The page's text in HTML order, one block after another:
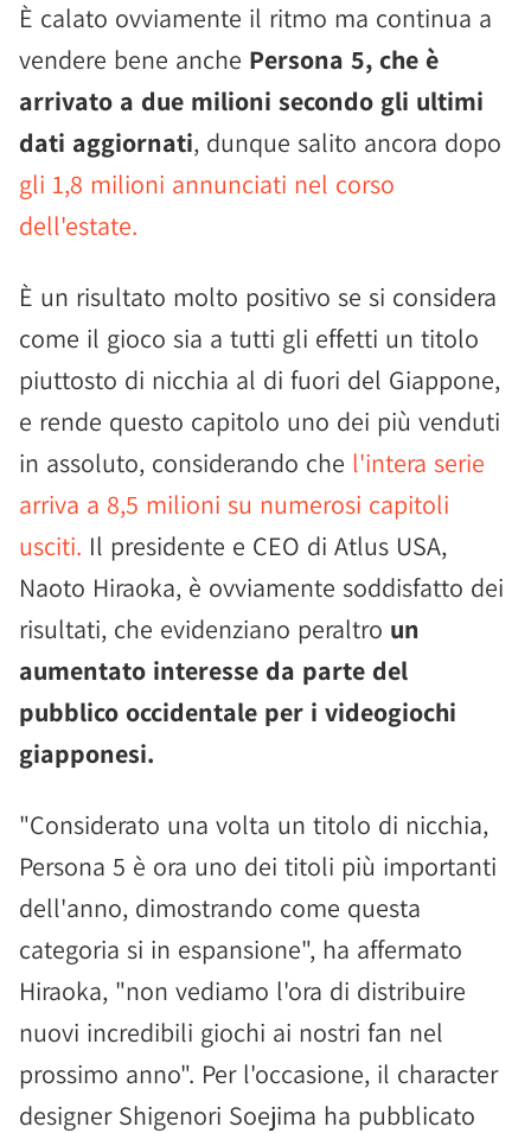
È calato ovviamente il ritmo ma continua a
vendere bene anche Persona 5, che è
arrivato a due milioni secondo gli ultimi
dati aggiornati, dunque salito ancora dopo
gli 1,8 milioni annunciati nel corso
dell'estate.
È un risultato molto positivo se si considera
come il gioco sia a tutti gli effetti un titolo
piuttosto di nicchia al di fuori del Giappone,
e rende questo capitolo uno dei più venduti
in assoluto, considerando che l'intera serie
arriva a 8,5 milioni su numerosi capitoli
usciti. Il presidente e CEO di Atlus USA,
Naoto Hiraoka, è ovviamente soddisfatto dei
risultati, che evidenziano peraltro un
aumentato interesse da parte del
pubblico occidentale per i videogiochi
giapponesi.
"Considerato una volta un titolo di nicchia,
Persona 5 è ora uno dei titoli più importanti
dell'anno, dimostrando come questa
categoria si in espansione", ha affermato
Hiraoka, "non vediamo l'ora di distribuire
nuovi incredibili giochi ai nostri fan nel
prossimo anno". Per l'occasione, il character
designer Shigenori Soejima ha pubblicato